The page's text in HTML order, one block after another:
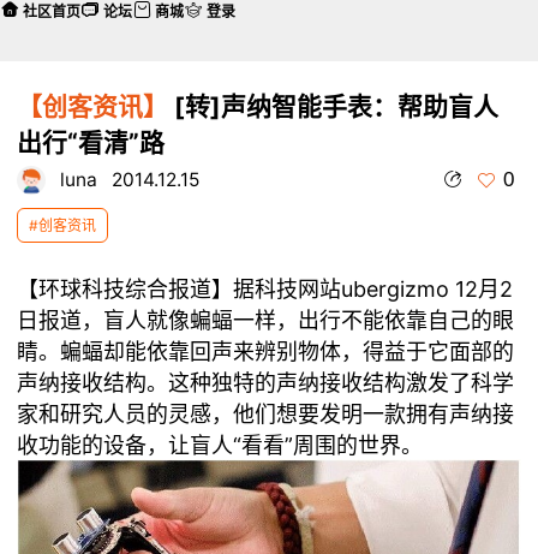
【创客资讯】
[转]声纳智能手表：帮助盲人
出行“看清”路
luna 2014.12.15 0
#创客资讯
【环球科技综合报道】据科技网站ubergizmo 12月2
日报道，盲人就像蝙蝠一样，出行不能依靠自己的眼
睛。蝙蝠却能依靠回声来辨别物体，得益于它面部的
声纳接收结构。这种独特的声纳接收结构激发了科学
家和研究人员的灵感，他们想要发明一款拥有声纳接
收功能的设备，让盲人“看看”周围的世界。
社区首页 论坛 商城 登录